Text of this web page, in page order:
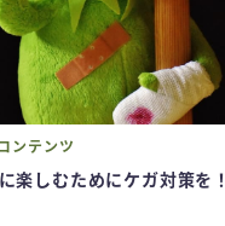
ンテンツ
楽しむためにケガ対策を！